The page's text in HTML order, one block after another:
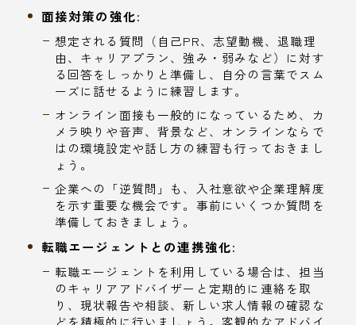
面接対策の強化:
想定される質問（自己PR、志望動機、退職理
由、キャリアプラン、強み・弱みなど）に対す
る回答をしっかりと準備し、自分の言葉でスム
ーズに話せるように練習します。
オンライン面接も一般的になっているため、カ
メラ映りや音声、背景など、オンラインならで
はの環境設定や話し方の練習も行っておきまし
ょう。
企業への「逆質問」も、入社意欲や企業理解度
を示す重要な機会です。事前にいくつか質問を
準備しておきましょう。
転職エージェントとの連携強化:
転職エージェントを利用している場合は、担当
のキャリアアドバイザーと定期的に連絡を取
り、現状報告や相談、新しい求人情報の確認な
どを積極的に行いましょう。客観的なアドバイ